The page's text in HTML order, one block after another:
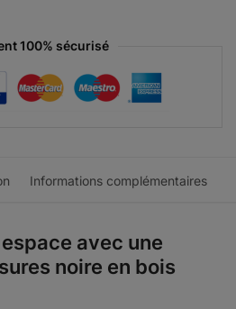
100% sécurisé
Informations complémentaires
avec une
noire en bois